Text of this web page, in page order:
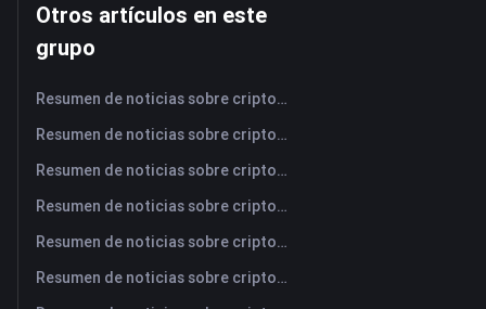
Otros artículos en este
grupo
Resumen de noticias sobre criptomonedas de FameEX de hoy | 7 de agosto de 2026
Resumen de noticias sobre criptomonedas de FameEX de hoy | 6 de agosto de 2026
Resumen de noticias sobre criptomonedas de FameEX de hoy | 5 de agosto de 2026
Resumen de noticias sobre criptomonedas de FameEX de hoy | 4 de agosto de 2026
Resumen de noticias sobre criptomonedas de FameEX de hoy | 3 de agosto de 2026
Resumen de noticias sobre criptomonedas de FameEX de hoy | 31 de julio de 2026